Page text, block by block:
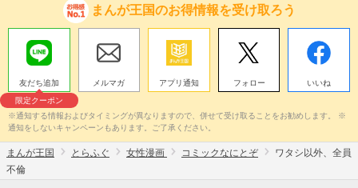
まんが王国のお得情報を受け取ろう
友だち追加
限定クーポン
メルマガ アプリ通知 フォロー いいね
※通知する情報およびタイミングが異なりますので、併せて受け取ることをお勧めします。 ※
通知をしないキャンペーンもあります。ご了承ください。
まんが王国 とらふぐ 女性漫画 コミックなにとぞ
ワタシ以外、全員
不倫